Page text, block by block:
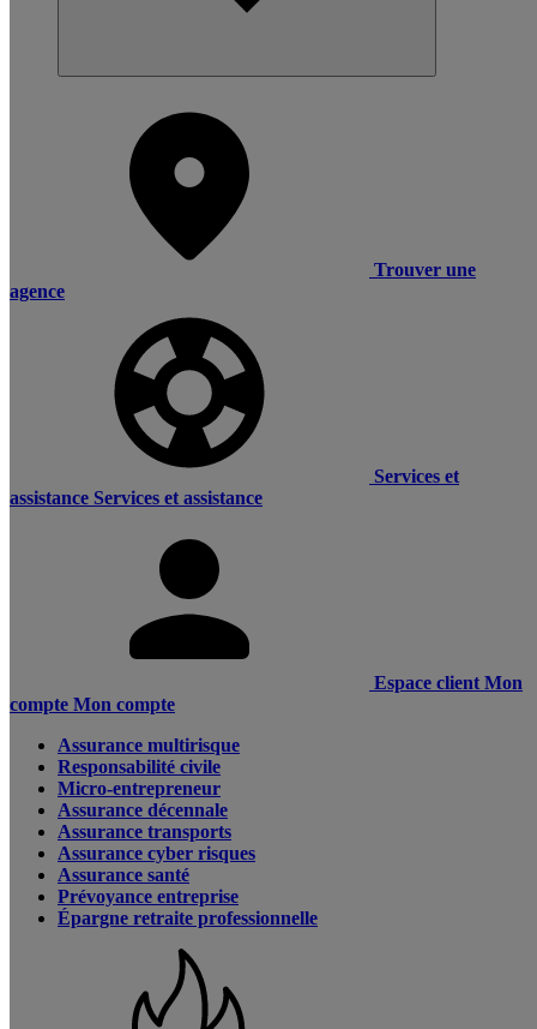
Trouver une
agence
Services et
assistance Services et assistance
Espace client Mon
compte Mon compte
Assurance multirisque
Responsabilité civile
Micro-entrepreneur
Assurance décennale
Assurance transports
Assurance cyber risques
Assurance santé
Prévoyance entreprise
Épargne retraite professionnelle